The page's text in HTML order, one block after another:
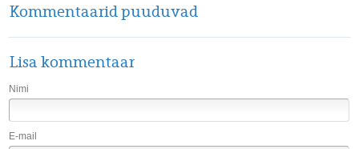
Kommentaarid puuduvad
Lisa kommentaar
Nimi
E-mail